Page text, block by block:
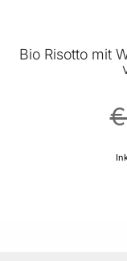
Bio Risotto mit